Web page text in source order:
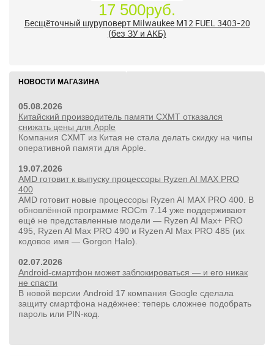
17 500руб.
Бесщёточный шуруповерт Milwaukee M12 FUEL 3403-20
(без ЗУ и АКБ)
НОВОСТИ МАГАЗИНА
05.08.2026
Китайский производитель памяти CXMT отказался
снижать цены для Apple
Компания CXMT из Китая не стала делать скидку на чипы
оперативной памяти для Apple.
19.07.2026
AMD готовит к выпуску процессоры Ryzen AI MAX PRO
400
AMD готовит новые процессоры Ryzen AI MAX PRO 400. В
обновлённой программе ROCm 7.14 уже поддерживают
ещё не представленные модели — Ryzen AI Max+ PRO
495, Ryzen AI Max PRO 490 и Ryzen AI Max PRO 485 (их
кодовое имя — Gorgon Halo).
02.07.2026
Android-смартфон может заблокироваться — и его никак
не спасти
В новой версии Android 17 компания Google сделала
защиту смартфона надёжнее: теперь сложнее подобрать
пароль или PIN‑код.